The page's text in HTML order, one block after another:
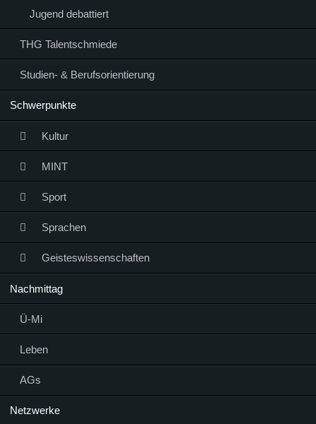
Jugend debattiert
THG Talentschmiede
Studien- & Berufsorientierung
Schwerpunkte
Kultur
MINT
Sport
Sprachen
Geisteswissenschaften
Nachmittag
Ü-Mi
Leben
AGs
Netzwerke